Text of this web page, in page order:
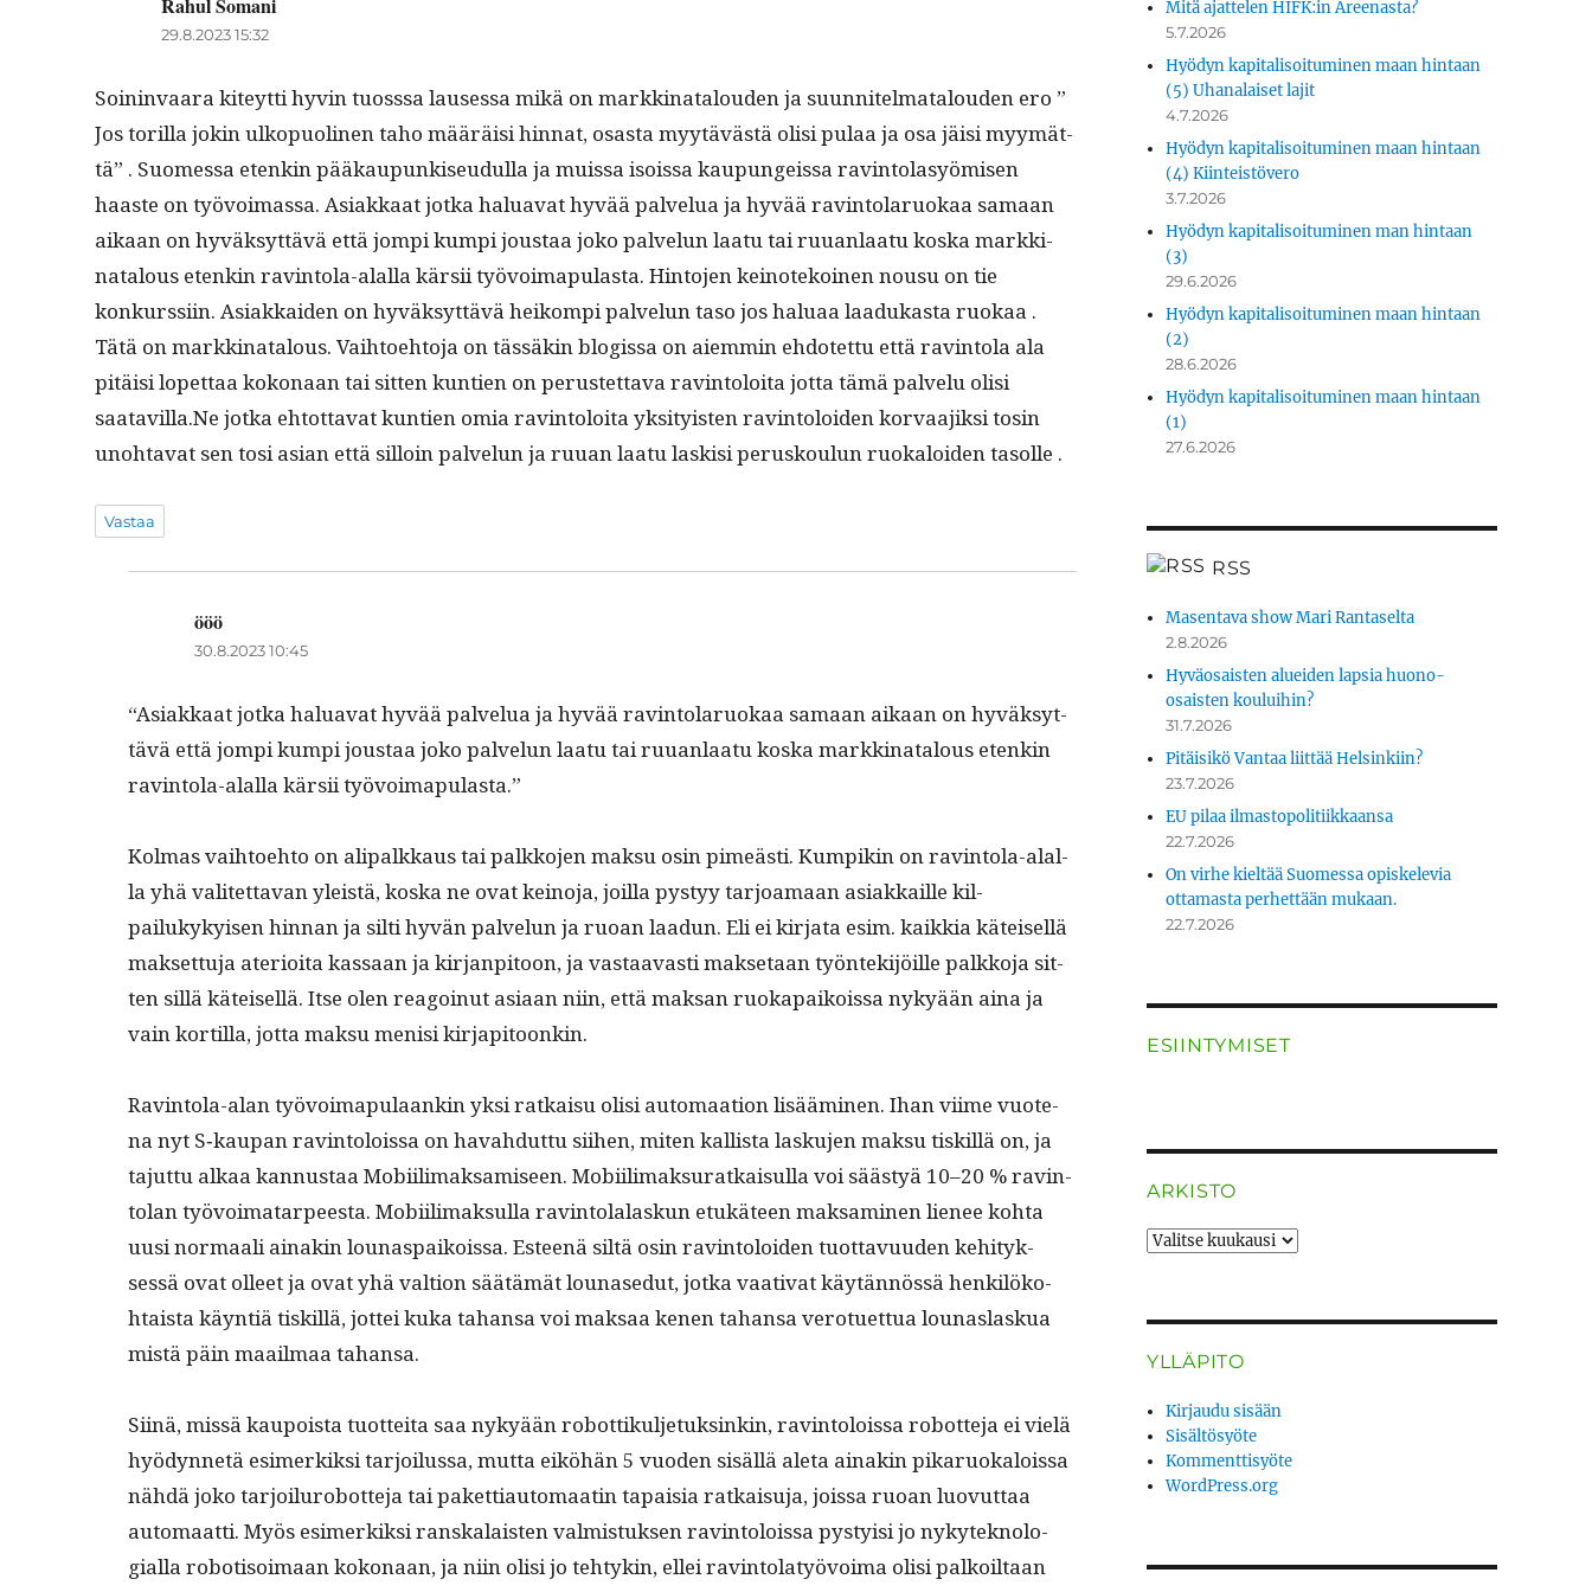
Rahul Somani
29.8.2023 15:32
Soin­in­vaara kiteyt­ti hyvin tuoss­sa lauses­sa mikä on markki­na­t­alouden ja suun­nitel­mat­alouden ero ”
Jos toril­la jokin ulkop­uo­li­nen taho määräisi hin­nat, osas­ta myytävästä olisi pulaa ja osa jäisi myymät­
tä” . Suomes­sa etenkin pääkaupunkiseudul­la ja muis­sa isois­sa kaupungeis­sa rav­in­to­lasyömisen
haaste on työvoimas­sa. Asi­akkaat jot­ka halu­a­vat hyvää palvelua ja hyvää rav­in­to­laruokaa samaan
aikaan on hyväksyt­tävä että jom­pi kumpi jous­taa joko palvelun laatu tai ruuan­laatu kos­ka markki­
na­t­alous etenkin rav­in­to­la-alal­la kär­sii työvoima­pu­las­ta. Hin­to­jen keinotekoinen nousu on tie
konkurssi­in. Asi­akkaiden on hyväksyt­tävä heikom­pi palvelun taso jos halu­aa laadukas­ta ruokaa .
Tätä on markki­na­t­alous. Vai­h­toe­hto­ja on tässäkin blo­gis­sa on aiem­min ehdotet­tu että rav­in­to­la ala
pitäisi lopet­taa kokon­aan tai sit­ten kun­tien on perustet­ta­va rav­in­toloi­ta jot­ta tämä palvelu olisi
saatavilla.Ne jot­ka ehtot­ta­vat kun­tien omia rav­in­toloi­ta yksi­ty­is­ten rav­in­toloiden kor­vaa­jik­si tosin
uno­hta­vat sen tosi asian että sil­loin palvelun ja ruuan laatu lask­isi perusk­oulun ruokaloiden tasolle .
Vastaa
ööö
30.8.2023 10:45
“Asi­akkaat jot­ka halu­a­vat hyvää palvelua ja hyvää rav­in­to­laruokaa samaan aikaan on hyväksyt­
tävä että jom­pi kumpi jous­taa joko palvelun laatu tai ruuan­laatu kos­ka markki­na­t­alous etenkin
rav­in­to­la-alal­la kär­sii työvoimapulasta.”
Kol­mas vai­h­toe­hto on ali­palkkaus tai palkko­jen mak­su osin pimeästi. Kumpikin on rav­in­to­la-alal­
la yhä valitet­ta­van yleistä, kos­ka ne ovat keino­ja, joil­la pystyy tar­joa­maan asi­akkaille kil­
pailukykyisen hin­nan ja silti hyvän palvelun ja ruoan laadun. Eli ei kir­ja­ta esim. kaikkia käteisel­lä
mak­set­tu­ja ate­ri­oi­ta kas­saan ja kir­jan­pitoon, ja vas­taavasti mak­se­taan työn­tek­i­jöille palkko­ja sit­
ten sil­lä käteisel­lä. Itse olen reagoin­ut asi­aan niin, että mak­san ruoka­paikois­sa nykyään aina ja
vain kor­tilla, jot­ta mak­su menisi kirjapitoonkin.
Rav­in­to­la-alan työvoima­pu­laankin yksi ratkaisu olisi automaa­tion lisäämi­nen. Ihan viime vuote­
na nyt S‑kaupan rav­in­tolois­sa on havah­dut­tu siihen, miten kallista lasku­jen mak­su tiskil­lä on, ja
tajut­tu alkaa kan­nus­taa Mobi­il­i­mak­samiseen. Mobi­il­i­mak­suratkaisul­la voi säästyä 10–20 % rav­in­
tolan työvoimatarpeesta. Mobi­il­i­mak­sul­la rav­in­to­lalaskun etukä­teen mak­sami­nen lie­nee koh­ta
uusi nor­maali ainakin louna­s­paikois­sa. Esteenä siltä osin rav­in­toloiden tuot­tavu­u­den kehi­tyk­
sessä ovat olleet ja ovat yhä val­tion säätämät lounase­dut, jot­ka vaa­ti­vat käytän­nössä henkilöko­
htaista käyn­tiä tiskil­lä, jot­tei kuka tahansa voi mak­saa kenen tahansa verotuet­tua lounaslaskua
mis­tä päin maail­maa tahansa.
Siinä, mis­sä kaupoista tuot­tei­ta saa nykyään robot­tikul­je­tuksinkin, rav­in­tolois­sa robot­te­ja ei vielä
hyö­dyn­netä esimerkik­si tar­joilus­sa, mut­ta eiköhän 5 vuo­den sisäl­lä ale­ta ainakin pikaruokalois­sa
nähdä joko tar­joil­uro­bot­te­ja tai paket­ti­au­tomaatin tapaisia ratkaisu­ja, jois­sa ruoan luovut­taa
automaat­ti. Myös esimerkik­si ran­skalais­ten valmis­tuk­sen rav­in­tolois­sa pysty­isi jo nykyte­knolo­
gial­la robo­t­i­soimaan kokon­aan, ja niin olisi jo tehtykin, ellei rav­in­to­latyövoima olisi palkoil­taan
Mitä ajattelen HIFK:in Areenasta?
5.7.2026
Hyödyn kapitalisoituminen maan hintaan
(5) Uhanalaiset lajit
4.7.2026
Hyödyn kapitalisoituminen maan hintaan
(4) Kiinteistövero
3.7.2026
Hyödyn kapitalisoituminen man hintaan
(3)
29.6.2026
Hyödyn kapitalisoituminen maan hintaan
(2)
28.6.2026
Hyödyn kapitalisoituminen maan hintaan
(1)
27.6.2026
RSS
Masentava show Mari Rantaselta
2.8.2026
Hyväosaisten alueiden lapsia huono-
osaisten kouluihin?
31.7.2026
Pitäisikö Vantaa liittää Helsinkiin?
23.7.2026
EU pilaa ilmastopolitiikkaansa
22.7.2026
On virhe kieltää Suomessa opiskelevia
ottamasta perhettään mukaan.
22.7.2026
ESIINTYMISET
ARKISTO
ARKISTO
YLLÄPITO
Kirjaudu sisään
Sisältösyöte
Kommenttisyöte
WordPress.org